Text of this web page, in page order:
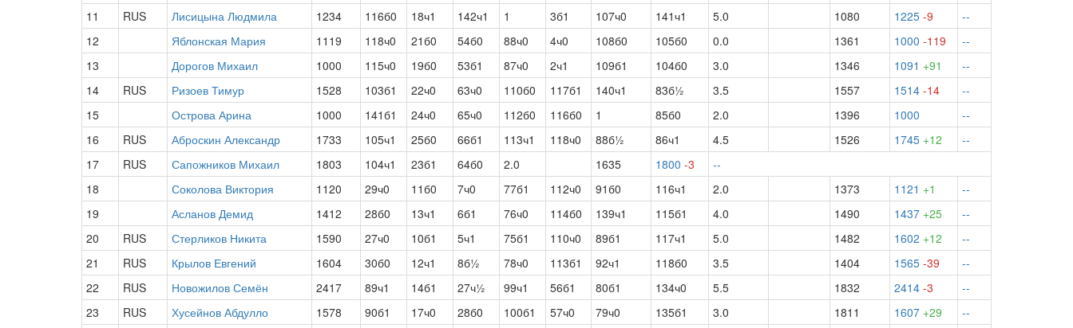
11
RUS Лисицына Людмила 1234 116б0 18ч1 142ч1 1 3б1 107ч0 141ч1 5.0 1080 1225 -9
--
12
Яблонская Мария 1119 118ч0 21б0 54б0 88ч0 4ч0 108б0 105б0 0.0 1361 1000 -119
--
13
Дорогов Михаил 1000 115ч0 19б0 53б1 87ч0 2ч1 109б1 104б0 3.0 1346 1091 +91
--
14
RUS Ризоев Тимур 1528 103б1 22ч0 63ч0 110б0 117б1 140ч1 83б½ 3.5 1557 1514 -14
--
15
Острова Арина 1000 141б1 24ч0 65ч0 112б0 116б0 1 85б0 2.0 1396 1000
--
16
RUS Аброскин Александр 1733 105ч1 25б0 66б1 113ч1 118ч0 88б½ 86ч1 4.5 1526 1745 +12
--
17
RUS Сапожников Михаил 1803 104ч1 23б1 64б0 2.0 1635 1800 -3
--
18
Соколова Виктория 1120 29ч0 11б0 7ч0 77б1 112ч0 91б0 116ч1 2.0 1373 1121 +1
--
19
Асланов Демид 1412 28б0 13ч1 6б1 76ч0 114б0 139ч1 115б1 4.0 1490 1437 +25
--
20
RUS Стерликов Никита 1590 27ч0 10б1 5ч1 75б1 110ч0 89б1 117ч1 5.0 1482 1602 +12
--
21
RUS Крылов Евгений 1604 30б0 12ч1 8б½ 78ч0 113б1 92ч1 118б0 3.5 1404 1565 -39
--
22
RUS Новожилов Семён 2417 89ч1 14б1 27ч½ 99ч1 56б1 80б1 134ч0 5.5 1832 2414 -3
--
23
RUS Хусейнов Абдулло 1578 90б1 17ч0 28б0 100б1 57ч0 79ч0 135б1 3.0 1811 1607 +29
--